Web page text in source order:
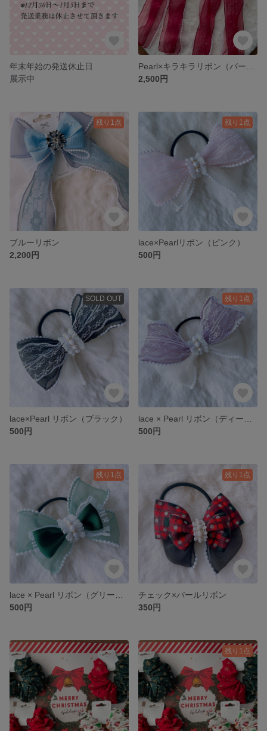
年末年始の発送休止日
展示中
2,500円
残り1点
ブルーリボン
2,200円
残り1点
lace×Pearlリボン（ピンク）
500円
SOLD OUT
lace×Pearl リボン（ブラック）
500円
残り1点
500円
残り1点
500円
残り1点
チェック×パールリボン
350円
残り1点